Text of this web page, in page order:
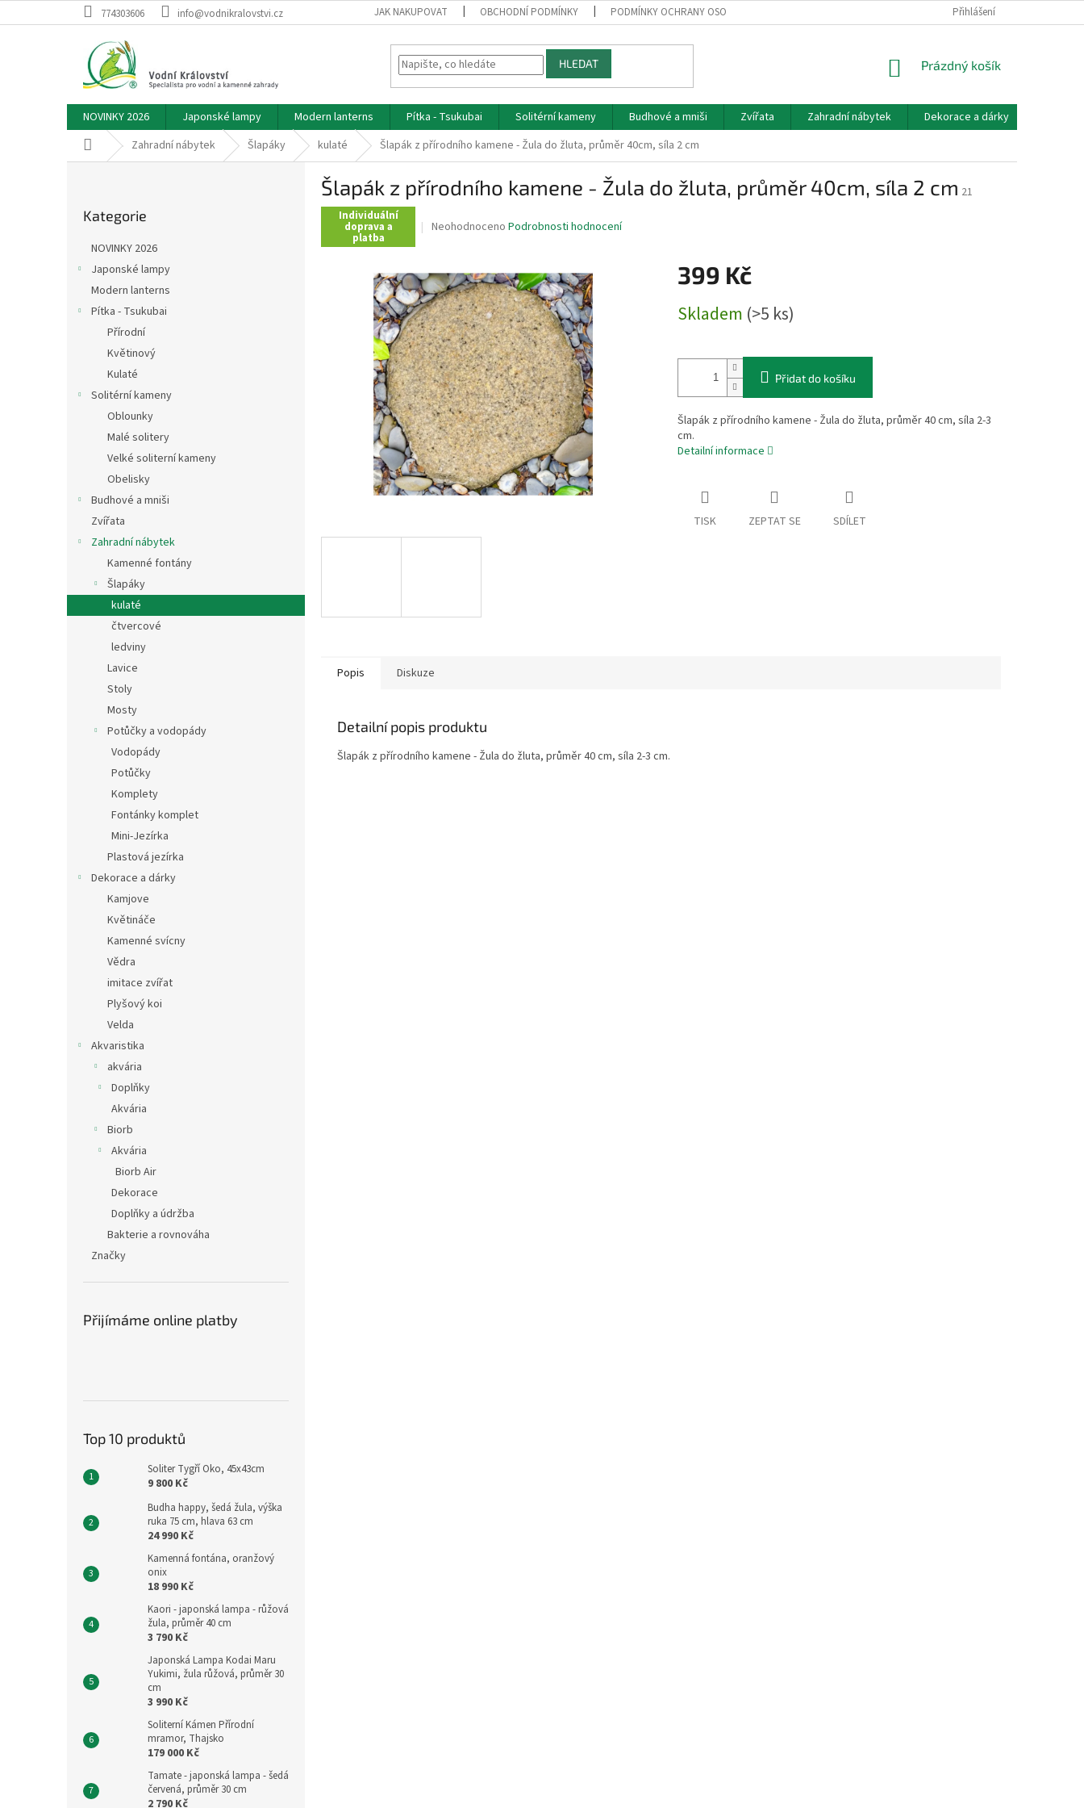
na
774303606 info@vodnikralovstvi.cz JAK NAKUPOVAT OBCHODNÍ PODMÍNKY PODMÍNKY OCHRANY OSOBNÍCH ÚDAJŮ KONTAKT, OTEVÍRACÍ DOBA
Přihlášení
HLEDAT
NÁKUPNÍ
Prázdný košík
NOVINKY 2026 Japonské lampy Modern lanterns Pítka - Tsukubai Solitérní kameny Budhové a mniši Zvířata Zahradní nábytek Dekorace a dárky
Domů Zahradní nábytek Šlapáky kulaté Šlapák z přírodního kamene - Žula do žluta, průměr 40cm, síla 2 cm
kategorie
Kategorie
NOVINKY 2026
Japonské lampy
Modern lanterns
Pítka - Tsukubai
Přírodní
Květinový
Kulaté
Solitérní kameny
Oblounky
Malé solitery
Velké soliterní kameny
Obelisky
Budhové a mniši
Zvířata
Zahradní nábytek
Kamenné fontány
Šlapáky
kulaté
čtvercové
ledviny
Lavice
Stoly
Mosty
Potůčky a vodopády
Vodopády
Potůčky
Komplety
Fontánky komplet
Mini-Jezírka
Plastová jezírka
Dekorace a dárky
Kamjove
Květináče
Kamenné svícny
Vědra
imitace zvířat
Plyšový koi
Velda
Akvaristika
akvária
Doplňky
Akvária
Biorb
Akvária
Biorb Air
Dekorace
Doplňky a údržba
Bakterie a rovnováha
Značky
Přijímáme online platby
Top 10 produktů
Soliter Tygří Oko, 45x43cm
9 800 Kč
Budha happy, šedá žula, výška
ruka 75 cm, hlava 63 cm
24 990 Kč
Kamenná fontána, oranžový
onix
18 990 Kč
Kaori - japonská lampa - růžová
žula, průměr 40 cm
3 790 Kč
Japonská Lampa Kodai Maru
Yukimi, žula růžová, průměr 30
cm
3 990 Kč
Soliterní Kámen Přírodní
mramor, Thajsko
179 000 Kč
Tamate - japonská lampa - šedá
červená, průměr 30 cm
2 790 Kč
Šlapák z přírodního kamene - Žula do žluta, průměr 40cm, síla 2 cm 21
Individuální
doprava a
platba
Průměrné
je
0,0
z
5
hvězdiček.
Neohodnoceno Podrobnosti hodnocení
399 Kč
cena:
Skladem (>5 ks)
Přidat do košíku
Šlapák z přírodního kamene - Žula do žluta, průměr 40 cm, síla 2-3
cm.
Detailní informace
TISK ZEPTAT SE SDÍLET
Popis Diskuze
Detailní popis produktu
Šlapák z přírodního kamene - Žula do žluta, průměr 40 cm, síla 2-3 cm.